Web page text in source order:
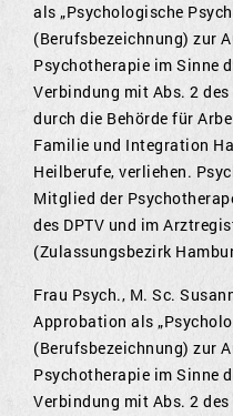
als „Psychologische
(Berufsbezeichnung) zur
Psychotherapie im Sinne
Verbindung mit Abs. 2
durch die Behörde für
Familie und Integration
Heilberufe, verliehen.
Mitglied der
des DPTV und im
(Zulassungsbezirk
Frau Psych., M. Sc.
Approbation als
(Berufsbezeichnung) zur
Psychotherapie im Sinne
Verbindung mit Abs. 2